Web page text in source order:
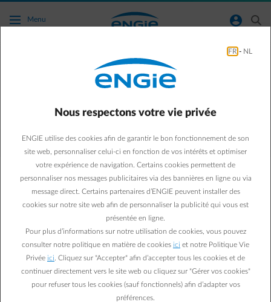
Accéder au contenu principal
Menu normal-account-circle search
Où puis‑je signaler une borne de recharge
publique ENGIE qui ne fonctionne pas
correctement ?
arrow-left Aller à la page contact
Vous pouvez signaler un problème avec une borne de recharge
publique ENGIE viace lien
Questions fréquemment posées
Des questions sur votre contrat existant ?
FR - NL
Nous respectons votre vie privée
ENGIE utilise des cookies afin de garantir le bon fonctionnement de son
site web, personnaliser celui-ci en fonction de vos intérêts et optimiser
votre expérience de navigation. Certains cookies permettent de
personnaliser nos messages publicitaires via des bannières en ligne ou via
message direct. Certains partenaires d’ENGIE peuvent installer des
cookies sur notre site web afin de personnaliser la publicité qui vous est
présentée en ligne.
Pour plus d’informations sur notre utilisation de cookies, vous pouvez
consulter notre politique en matière de cookies ici et notre Politique Vie
Privée ici . Cliquez sur "Accepter" afin d’accepter tous les cookies et de
continuer directement vers le site web ou cliquez sur "Gérer vos cookies"
pour refuser tous les cookies (sauf fonctionnels) afin d’adapter vos
préférences.